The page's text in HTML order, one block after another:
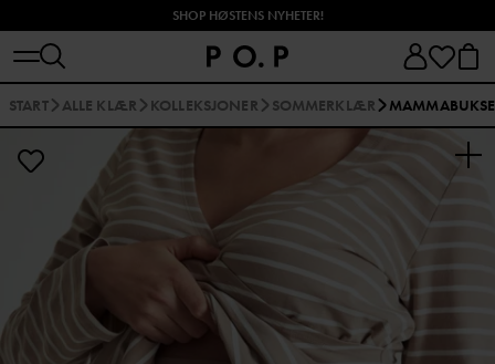
SHOP HØSTENS NYHETER!
START ALLE KLÆR KOLLEKSJONER SOMMERKLÆR MAMMABUKSE